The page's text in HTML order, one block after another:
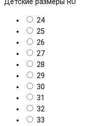
Детские размеры RU
24
25
26
27
28
29
30
31
32
33